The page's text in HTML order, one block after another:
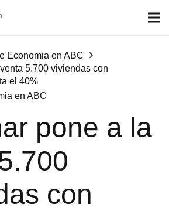
Economia en ABC
5.700 viviendas con
el 40%
en ABC
pone a la
con